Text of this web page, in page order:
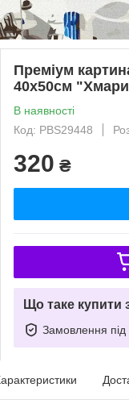
Преміум
40x50см "Хмари
В наявності
Код: PBS29448
320 ₴
Що таке купити
Замовлення під